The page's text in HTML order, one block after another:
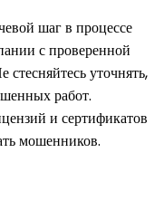
шаг в процессе
с проверенной
уточнять,
работ.
и сертификатов
мошенников.